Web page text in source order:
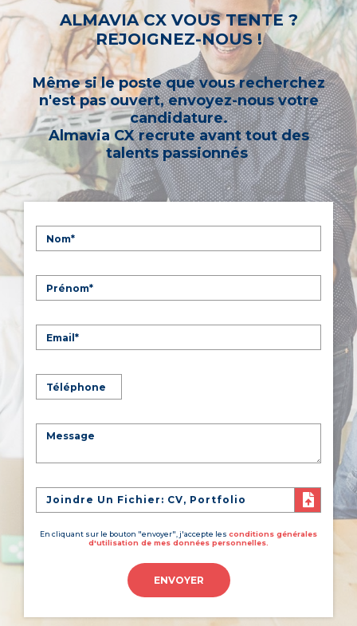
d’autres mots-clés ou à sélectionner un « métier ».
ALMAVIA CX VOUS TENTE ?
REJOIGNEZ-NOUS !
Même si le poste que vous recherchez
n'est pas ouvert, envoyez-nous votre
candidature.
Almavia CX recrute avant tout des
talents passionnés
Joindre Un Fichier: CV, Portfolio
En cliquant sur le bouton "envoyer", j'accepte les conditions générales
d'utilisation de mes données personnelles.
ENVOYER